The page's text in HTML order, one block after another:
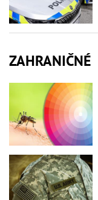
ZAHRANIČNÉ